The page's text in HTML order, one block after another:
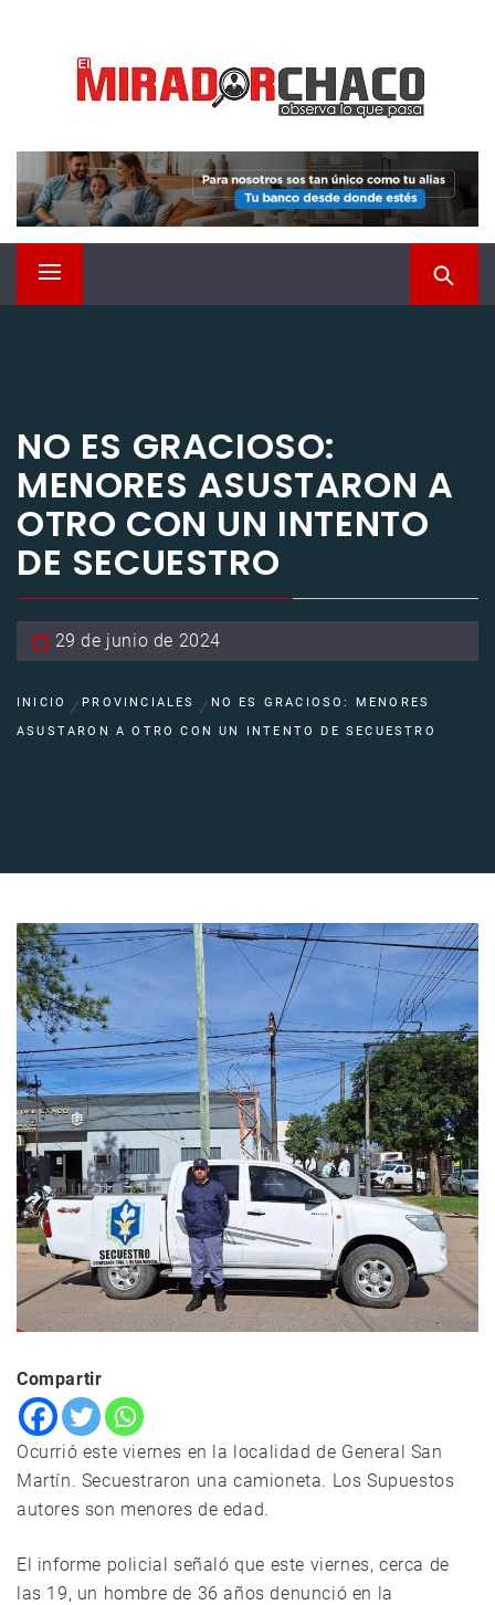
contenido
EL MIRADOR CHACO
Observá lo que pasa
Menú
NO ES GRACIOSO:
MENORES ASUSTARON A
OTRO CON UN INTENTO
DE SECUESTRO
29 de junio de 2024
INICIO PROVINCIALES
NO ES GRACIOSO: MENORES
ASUSTARON A OTRO CON UN INTENTO DE SECUESTRO
Compartir
Ocurrió este viernes en la localidad de General San
Martín. Secuestraron una camioneta. Los Supuestos
autores son menores de edad.
El informe policial señaló que este viernes, cerca de
las 19, un hombre de 36 años denunció en la